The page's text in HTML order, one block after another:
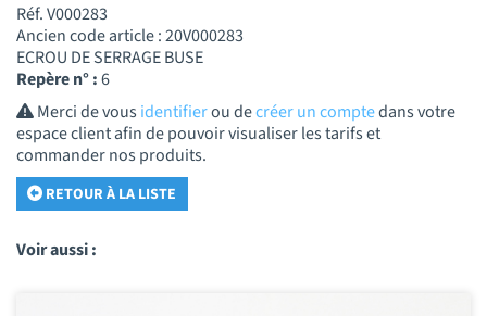
Réf. V000283
Ancien code article : 20V000283
ECROU DE SERRAGE BUSE
Repère n° :6
Merci de vousidentifierou decréer un comptedans votre
espace client afin de pouvoir visualiser les tarifs et
commander nos produits.
RETOUR À LA LISTE
Voir aussi :